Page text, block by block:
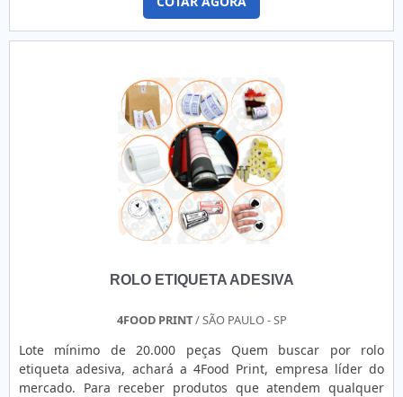
experiência no ramo.MAIS DETALHES INTERESSANTES
SOBRE RÓTULOS ADESIVOSQuem precisa de rótulos
adesivos em uma empresa comprometida com seus
ROLO ETIQUETA ADESIVA
4FOOD PRINT/ SÃO PAULO - SP
Lote mínimo de 20.000 peças Quem buscar por rolo
etiqueta adesiva, achará a 4Food Print, empresa líder do
mercado. Para receber produtos que atendem qualquer